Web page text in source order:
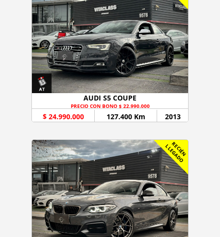
AUDI S5 COUPE
PRECIO CON BONO $ 22.990.000
$ 24.990.000 127.400 Km 2013
R
E
C
I
É
N
L
L
E
G
A
D
O